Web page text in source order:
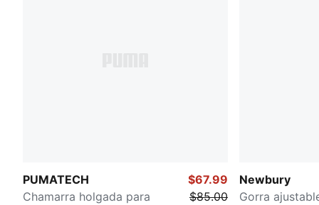
PUMATECH
Chamarra holgada para
$67.99
$85.00
Newbury
Gorra